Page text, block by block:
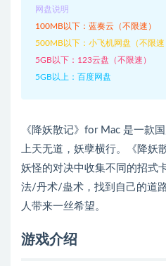
网盘说明
100MB以下：蓝奏云（不限速）
500MB以下：小飞机网盘（不限速
5GB以下：123云盘（不限速）
5GB以上：百度网盘
《降妖散记》for Mac 是一款
上天无道，妖孽横行。《降妖
妖怪的对决中收集不同的招式
法/丹术/蛊术，找到自己的道
人带来一丝希望。
游戏介绍